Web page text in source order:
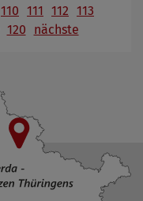
110 111 112 113
120 nächste